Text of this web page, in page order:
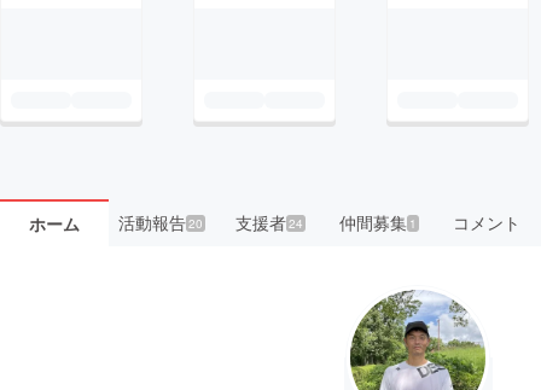
ホーム 活動報告20 支援者 24 仲間募集 1 コメント